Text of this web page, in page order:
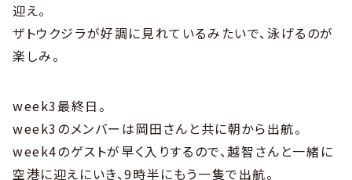
迎え。
ザトウクジラが好調に見れているみたいで、泳げるのが
楽しみ。
week3最終日。
week3のメンバーは岡田さんと共に朝から出航。
week4のゲストが早く入りするので、越智さんと一緒に
空港に迎えにいき、9時半にもう一隻で出航。